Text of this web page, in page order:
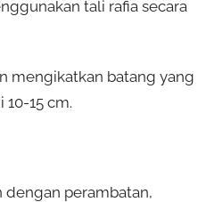
tali rafia secara
mengikatkan batang yang
15 cm.
dengan perambatan,